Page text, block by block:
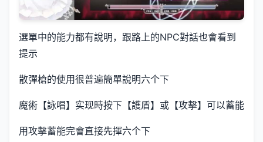
選單中的能力都有說明，跟路上的NPC對話也會看到
提示
散彈槍的使用很普遍簡單說明六个下
魔術【詠唱】实现時按下【護盾】或【攻擊】可以蓄能
用攻擊蓄能完會直接先揮六个下